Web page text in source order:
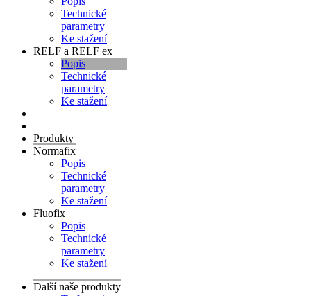
Technické
parametry
Ke stažení
RELF a RELF ex
Popis
Technické
parametry
Ke stažení
Produkty
Normafix
Popis
Technické
parametry
Ke stažení
Fluofix
Popis
Technické
parametry
Ke stažení
Další naše produkty